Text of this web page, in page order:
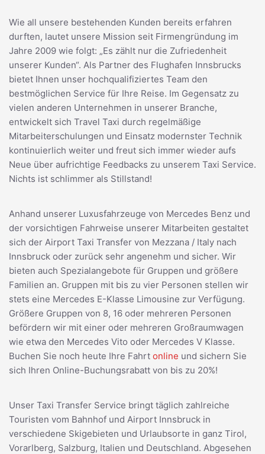
Wie all unsere bestehenden Kunden bereits erfahren
durften, lautet unsere Mission seit Firmengründung im
Jahre 2009 wie folgt: „Es zählt nur die Zufriedenheit
unserer Kunden“. Als Partner des Flughafen Innsbrucks
bietet Ihnen unser hochqualifiziertes Team den
bestmöglichen Service für Ihre Reise. Im Gegensatz zu
vielen anderen Unternehmen in unserer Branche,
entwickelt sich Travel Taxi durch regelmäßige
Mitarbeiterschulungen und Einsatz modernster Technik
kontinuierlich weiter und freut sich immer wieder aufs
Neue über aufrichtige Feedbacks zu unserem Taxi Service.
Nichts ist schlimmer als Stillstand!
Anhand unserer Luxusfahrzeuge von Mercedes Benz und
der vorsichtigen Fahrweise unserer Mitarbeiten gestaltet
sich der Airport Taxi Transfer von Mezzana / Italy nach
Innsbruck oder zurück sehr angenehm und sicher. Wir
bieten auch Spezialangebote für Gruppen und größere
Familien an. Gruppen mit bis zu vier Personen stellen wir
stets eine Mercedes E-Klasse Limousine zur Verfügung.
Größere Gruppen von 8, 16 oder mehreren Personen
befördern wir mit einer oder mehreren Großraumwagen
wie etwa den Mercedes Vito oder Mercedes V Klasse.
Buchen Sie noch heute Ihre Fahrt online und sichern Sie
sich Ihren Online-Buchungsrabatt von bis zu 20%!
Unser Taxi Transfer Service bringt täglich zahlreiche
Touristen vom Bahnhof und Airport Innsbruck in
verschiedene Skigebieten und Urlaubsorte in ganz Tirol,
Vorarlberg, Salzburg, Italien und Deutschland. Abgesehen